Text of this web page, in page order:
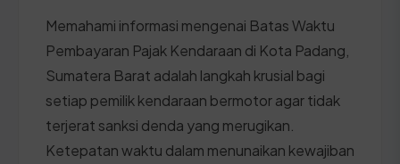
Memahami informasi mengenai Batas Waktu
Pembayaran Pajak Kendaraan di Kota Padang,
Sumatera Barat adalah langkah krusial bagi
setiap pemilik kendaraan bermotor agar tidak
terjerat sanksi denda yang merugikan.
Ketepatan waktu dalam menunaikan kewajiban